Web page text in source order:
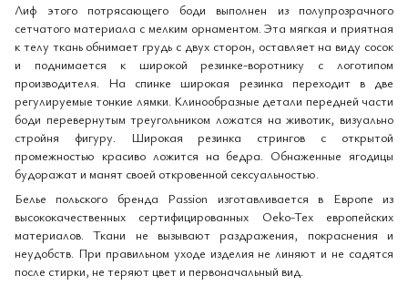
Лиф этого потрясающего боди выполнен из полупрозрачного
сетчатого материала с мелким орнаментом. Эта мягкая и приятная
к телу ткань обнимает грудь с двух сторон, оставляет на виду сосок
и поднимается к широкой резинке-воротнику с логотипом
производителя. На спинке широкая резинка переходит в две
регулируемые тонкие лямки. Клинообразные детали передней части
боди перевернутым треугольником ложатся на животик, визуально
стройня фигуру. Широкая резинка стрингов с открытой
промежностью красиво ложится на бедра. Обнаженные ягодицы
будоражат и манят своей откровенной сексуальностью.
Белье польского бренда Passion изготавливается в Европе из
высококачественных сертифицированных Oeko-Tex европейских
материалов. Ткани не вызывают раздражения, покраснения и
неудобств. При правильном уходе изделия не линяют и не садятся
после стирки, не теряют цвет и первоначальный вид.